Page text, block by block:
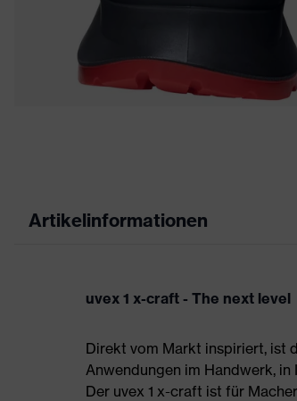
Artikelinformationen
uvex 1 x-craft - The next level
Direkt vom Markt inspiriert, ist
Anwendungen im Handwerk,
Der uvex 1 x-craft ist für